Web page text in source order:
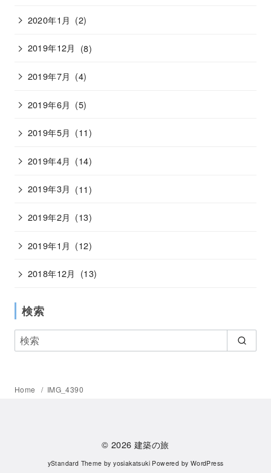
2020年1月 (2)
2019年12月 (8)
2019年7月 (4)
2019年6月 (5)
2019年5月 (11)
2019年4月 (14)
2019年3月 (11)
2019年2月 (13)
2019年1月 (12)
2018年12月 (13)
検索
Home IMG_4390
© 2026建築の旅
yStandard Theme byyosiakatsuki Powered by WordPress